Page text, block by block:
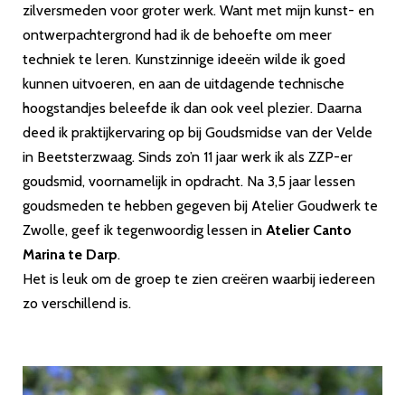
zilversmeden voor groter werk. Want met mijn kunst- en
ontwerpachtergrond had ik de behoefte om meer
techniek te leren. Kunstzinnige ideeën wilde ik goed
kunnen uitvoeren, en aan de uitdagende technische
hoogstandjes beleefde ik dan ook veel plezier. Daarna
deed ik praktijkervaring op bij Goudsmidse van der Velde
in Beetsterzwaag. Sinds zo’n 11 jaar werk ik als ZZP-er
goudsmid, voornamelijk in opdracht. Na 3,5 jaar lessen
goudsmeden te hebben gegeven bij Atelier Goudwerk te
Zwolle, geef ik tegenwoordig lessen in Atelier Canto
Marina te Darp.
Het is leuk om de groep te zien creëren waarbij iedereen
zo verschillend is.